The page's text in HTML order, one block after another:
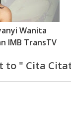
Wanita
IMB TransTV
to " Cita